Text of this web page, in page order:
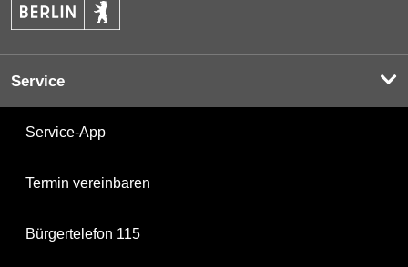
Service
Service-App
Termin vereinbaren
Bürgertelefon 115